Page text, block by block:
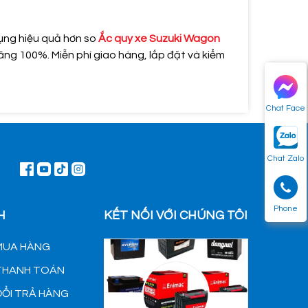
Chat Face
Chat Zalo
Phone
hiệu quả hơn so Ắc quy xe Suzuki Wagon
100%. Miễn phí giao hàng, lắp đặt và kiểm
HÀNG
TOÁN
TRẢ HÀNG
KẾT NỐI VỚI CHÚNG TÔI